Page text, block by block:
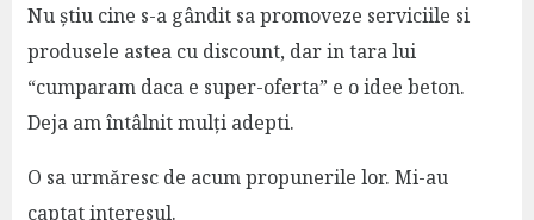
Nu știu cine s-a gândit sa promoveze serviciile si
produsele astea cu discount, dar in tara lui
“cumparam daca e super-oferta” e o idee beton.
Deja am întâlnit mulți adepti.
O sa urmăresc de acum propunerile lor. Mi-au
captat interesul.